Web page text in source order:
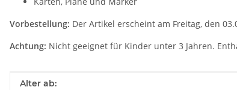
Vorbestellung: Der Artikel erscheint am Freitag, den
Achtung: Nicht geeignet für Kinder unter 3 Jahren.
Produkteigenschaft
Wert
Alter ab: